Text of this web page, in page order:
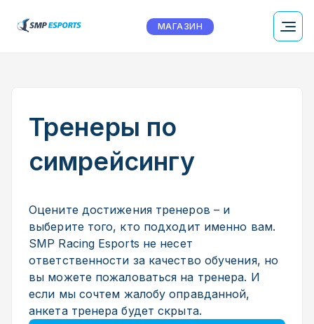
МАГАЗИН
Тренеры по
симрейсингу
Оцените достижения тренеров – и
выберите того, кто подходит именно вам.
SMP Racing Esports не несет
ответственности за качество обучения, но
вы можете пожаловаться на тренера. И
если мы сочтем жалобу оправданной,
анкета тренера будет скрыта.